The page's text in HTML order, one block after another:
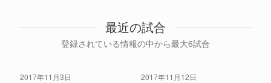
最近の試合
登録されている情報の中から最大6試合
2017年11月3日 2017年11月12日